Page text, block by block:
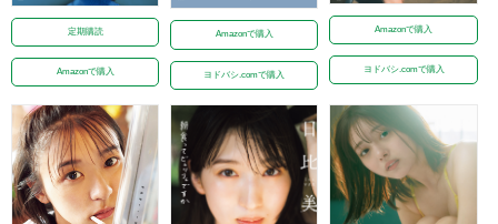
定期購読
Amazonで購入
Amazonで購入
ヨドバシ.comで購入
Amazonで購入
ヨドバシ.comで購入